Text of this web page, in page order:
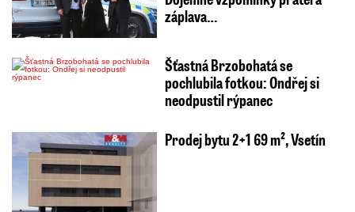
záplava…
Šťastná Brzobohatá se
pochlubila fotkou: Ondřej si
neodpustil rýpanec
Prodej bytu 2+1 69 m², Vsetín